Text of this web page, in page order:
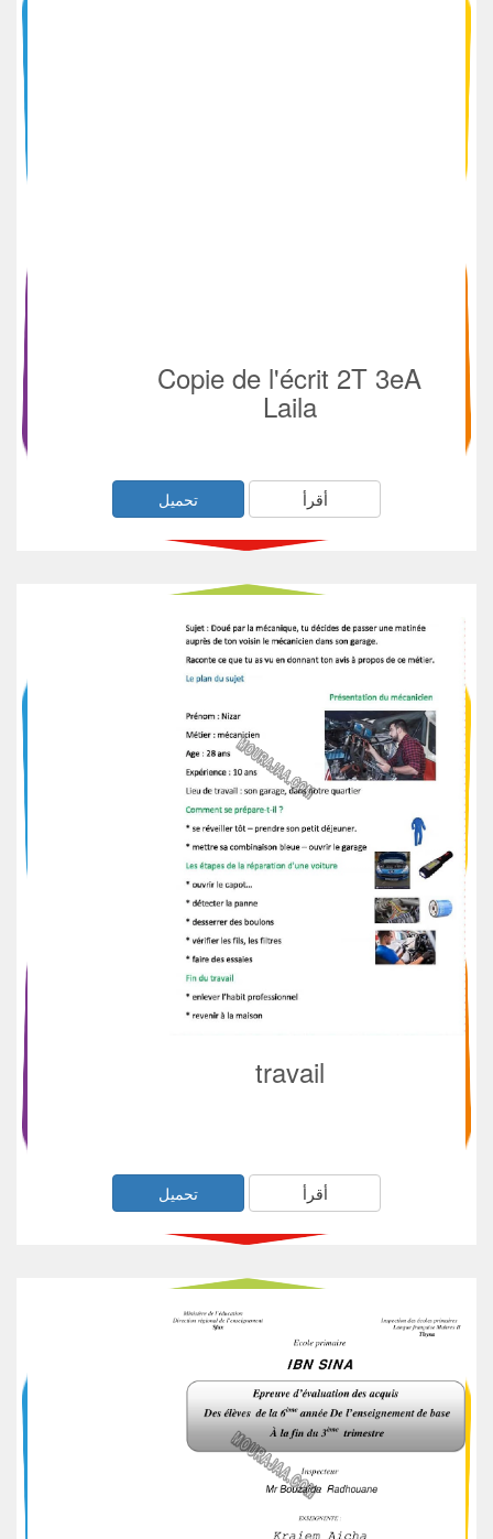
Copie de l'écrit 2T 3eA
Laila
أقرأ تحميل
travail
أقرأ تحميل